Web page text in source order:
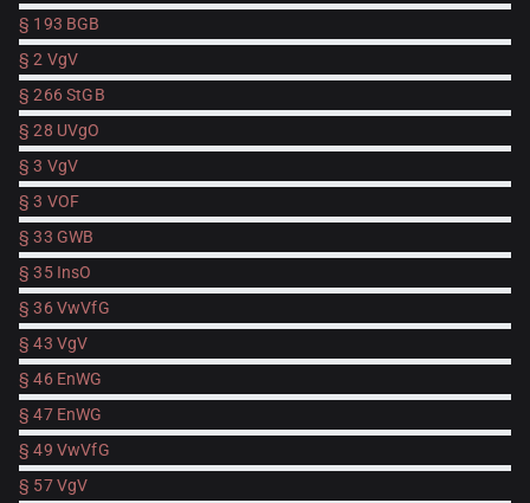
§ 193 BGB
§ 2 VgV
§ 266 StGB
§ 28 UVgO
§ 3 VgV
§ 3 VOF
§ 33 GWB
§ 35 InsO
§ 36 VwVfG
§ 43 VgV
§ 46 EnWG
§ 47 EnWG
§ 49 VwVfG
§ 57 VgV